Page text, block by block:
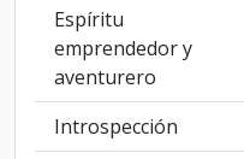
Espíritu
emprendedor y
aventurero
Introspección